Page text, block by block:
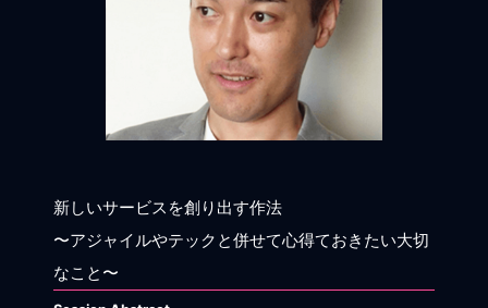
新しいサービスを創り出す作法
〜アジャイルやテックと併せて心得ておきたい大切
なこと〜